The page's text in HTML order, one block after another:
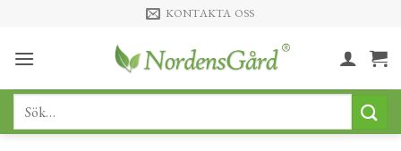
content
KONTAKTA OSS
Sök